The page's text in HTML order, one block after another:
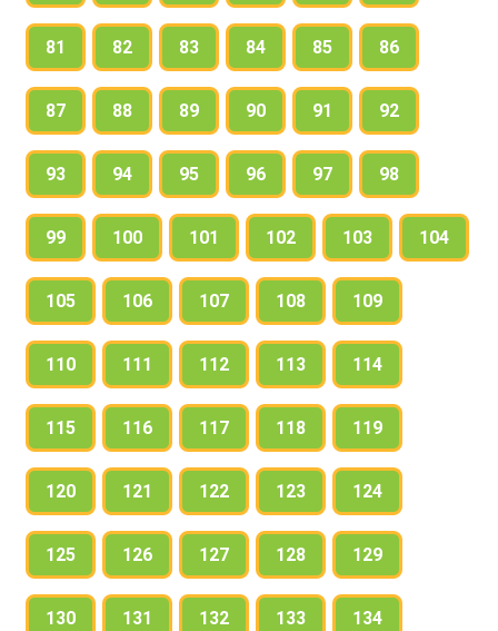
81 82 83 84 85 86
87 88 89 90 91 92
93 94 95 96 97 98
99 100 101 102 103 104
105 106 107 108 109
110 111 112 113 114
115 116 117 118 119
120 121 122 123 124
125 126 127 128 129
130 131 132 133 134